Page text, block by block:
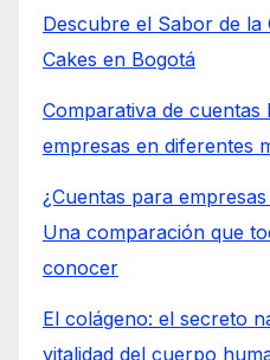
Descubre el Sabor de la
Cakes en Bogotá
Comparativa de cuentas
empresas en diferentes
¿Cuentas para
Una comparación que
conocer
El colágeno: el secreto
vitalidad del cuerpo